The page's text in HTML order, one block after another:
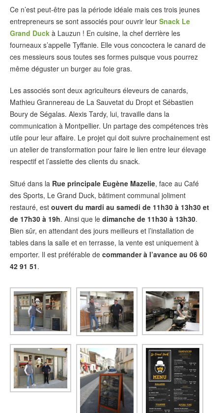
Ce n’est peut-être pas la période idéale mais ces trois jeunes
entrepreneurs se sont associés pour ouvrir leur Snack Le
Grand Duck à Lauzun ! En cuisine, la chef derrière les
fourneaux s’appelle Tyffanie. Elle vous concoctera le canard de
ces messieurs sous toutes ses formes puisque vous pourrez
même déguster un burger au foie gras.
Les associés sont deux agriculteurs éleveurs de canards,
Mathieu Grannereau de La Sauvetat du Dropt et Sébastien
Boury de Ségalas. Alexis Tardy, lui, travaille dans la
communication à Montpellier. Un partage des compétences très
utile pour leur affaire. Le projet qui doit suivre prochainement est
un atelier de transformation pour faire le lien entre leur élevage
respectif et l’assiette des clients du snack.
Situé dans la Rue principale Eugène Mazelie, face au Café
des Sports, Le Grand Duck, bâtiment communal joliment
restauré, est ouvert du mardi au samedi de 11h30 à 13h30 et
de 17h30 à 19h. Ainsi que le dimanche de 11h30 à 13h30.
Bien sûr, en attendant des jours meilleurs et l’installation de
tables dans la salle et en terrasse, la vente est uniquement à
emporter. Il est préférable de commander à l’avance au 06 60
42 91 51.